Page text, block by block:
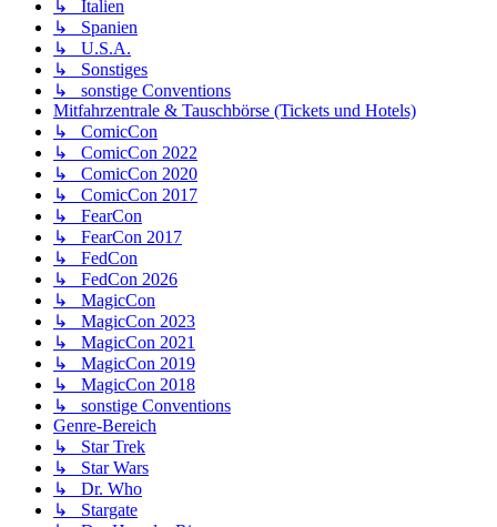
↳ Italien
↳ Spanien
↳ U.S.A.
↳ Sonstiges
↳ sonstige Conventions
Mitfahrzentrale & Tauschbörse (Tickets und Hotels)
↳ ComicCon
↳ ComicCon 2022
↳ ComicCon 2020
↳ ComicCon 2017
↳ FearCon
↳ FearCon 2017
↳ FedCon
↳ FedCon 2026
↳ MagicCon
↳ MagicCon 2023
↳ MagicCon 2021
↳ MagicCon 2019
↳ MagicCon 2018
↳ sonstige Conventions
Genre-Bereich
↳ Star Trek
↳ Star Wars
↳ Dr. Who
↳ Stargate